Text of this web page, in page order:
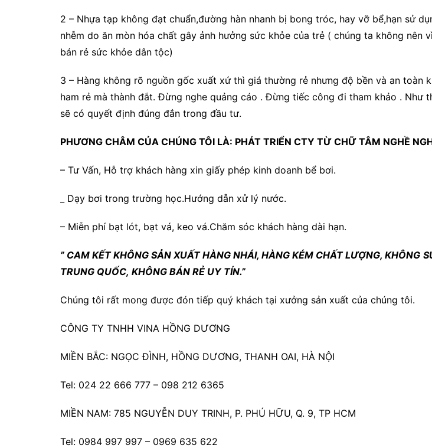
2 – Nhựa tạp không đạt chuẩn,đường hàn nhanh bị bong tróc, hay vỡ bể,hạn sử
nhễm do ăn mòn hóa chất gây ảnh hưởng sức khỏe của trẻ ( chúng ta không nên
bán rẻ sức khỏe dân tộc)
3 – Hàng không rõ nguồn gốc xuất xứ thì giá thường rẻ nhưng độ bền và an toàn
ham rẻ mà thành đắt. Đừng nghe quảng cáo . Đừng tiếc công đi tham khảo . Như
sẽ có quyết định đúng đắn trong đầu tư.
PHƯƠNG CHÂM CỦA CHÚNG TÔI LÀ: PHÁT TRIỂN CTY TỪ CHỮ TÂM NGHỀ
– Tư Vấn, Hỗ trợ khách hàng xin giấy phép kinh doanh bể bơi.
_ Dạy bơi trong trường học.Hướng dẫn xử lý nước.
– Miễn phí bạt lót, bạt vá, keo vá.Chăm sóc khách hàng dài hạn.
” CAM KẾT KHÔNG SẢN XUẤT HÀNG NHÁI, HÀNG KÉM CHẤT LƯỢNG, KHÔNG
TRUNG QUỐC, KHÔNG BÁN RẺ UY TÍN.”
Chúng tôi rất mong được đón tiếp quý khách tại xưởng sản xuất của chúng tôi.
CÔNG TY TNHH VINA HỒNG DƯƠNG
MIỀN BẮC: NGỌC ĐÌNH, HỒNG DƯƠNG, THANH OAI, HÀ NỘI
Tel: 024 22 666 777 – 098 212 6365
MIỀN NAM: 785 NGUYỄN DUY TRINH, P. PHÚ HỮU, Q. 9, TP HCM
Tel: 0984 997 997 – 0969 635 622